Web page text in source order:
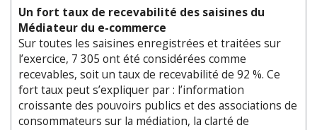
Un fort taux de recevabilité des saisines du
Médiateur du e-commerce
Sur toutes les saisines enregistrées et traitées sur
l’exercice, 7 305 ont été considérées comme
recevables, soit un taux de recevabilité de 92 %. Ce
fort taux peut s’expliquer par : l’information
croissante des pouvoirs publics et des associations de
consommateurs sur la médiation, la clarté de